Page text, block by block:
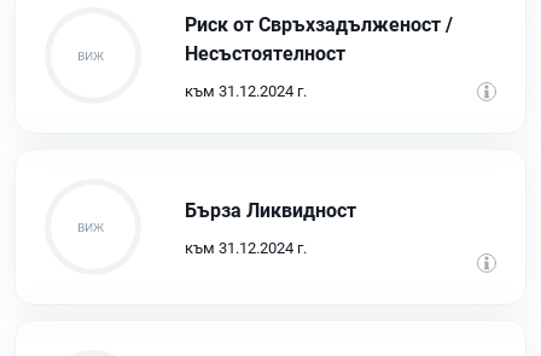
Риск от Свръхзадълженост /
Несъстоятелност
към 31.12.2024 г.
Бърза Ликвидност
към 31.12.2024 г.